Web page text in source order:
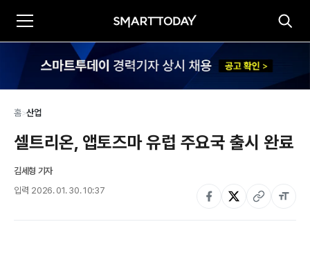
홈>산업
셀트리온, 앱토즈마 유럽 주요국 출시 완료
김세형 기자
입력 2026. 01. 30. 10:37